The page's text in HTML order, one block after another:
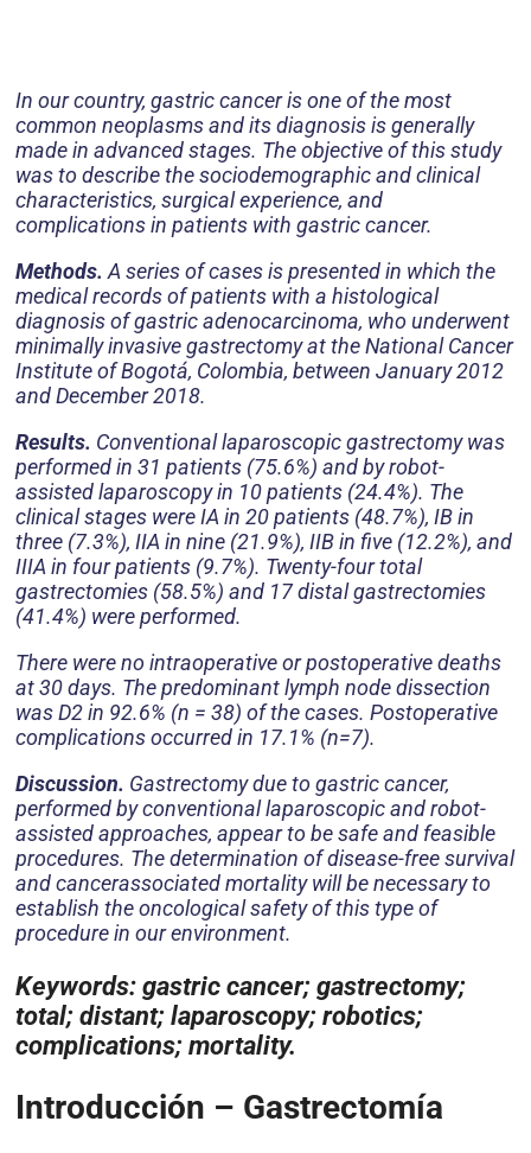
In our country, gastric cancer is one of the most
common neoplasms and its diagnosis is generally
made in advanced stages. The objective of this study
was to describe the sociodemographic and clinical
characteristics, surgical experience, and
complications in patients with gastric cancer.
Methods. A series of cases is presented in which the
medical records of patients with a histological
diagnosis of gastric adenocarcinoma, who underwent
minimally invasive gastrectomy at the National Cancer
Institute of Bogotá, Colombia, between January 2012
and December 2018.
Results. Conventional laparoscopic gastrectomy was
performed in 31 patients (75.6%) and by robot-
assisted laparoscopy in 10 patients (24.4%). The
clinical stages were IA in 20 patients (48.7%), IB in
three (7.3%), IIA in nine (21.9%), IIB in five (12.2%), and
IIIA in four patients (9.7%). Twenty-four total
gastrectomies (58.5%) and 17 distal gastrectomies
(41.4%) were performed.
There were no intraoperative or postoperative deaths
at 30 days. The predominant lymph node dissection
was D2 in 92.6% (n = 38) of the cases. Postoperative
complications occurred in 17.1% (n=7).
Discussion. Gastrectomy due to gastric cancer,
performed by conventional laparoscopic and robot-
assisted approaches, appear to be safe and feasible
procedures. The determination of disease-free survival
and cancerassociated mortality will be necessary to
establish the oncological safety of this type of
procedure in our environment.
Keywords: gastric cancer; gastrectomy;
total; distant; laparoscopy; robotics;
complications; mortality.
Introducción – Gastrectomía